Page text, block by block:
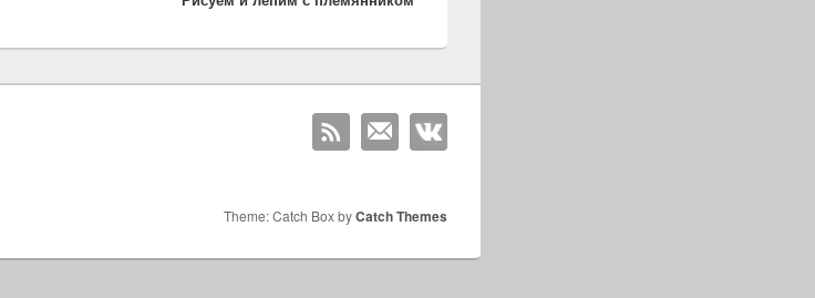
Theme: Catch Box byCatch Themes